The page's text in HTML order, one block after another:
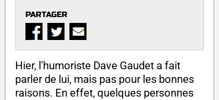
PARTAGER
Hier, l'humoriste Dave Gaudet a fait
parler de lui, mais pas pour les bonnes
raisons. En effet, quelques personnes